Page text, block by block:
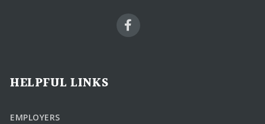
HELPFUL LINKS
EMPLOYERS